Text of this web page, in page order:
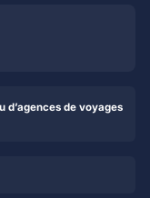
d’agences de voyages